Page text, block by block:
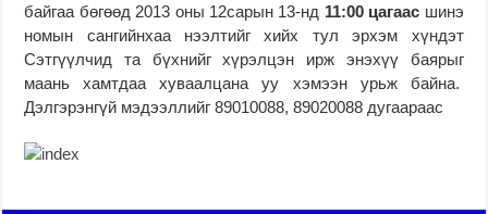
байгаа бөгөөд 2013 оны 12сарын 13-нд 11:00 цагаас шинэ
номын сангийнхаа нээлтийг хийх тул эрхэм хүндэт
Сэтгүүлчид та бүхнийг хүрэлцэн ирж энэхүү баярыг
маань хамтдаа хуваалцана уу хэмээн урьж байна.
Дэлгэрэнгүй мэдээллийг 89010088, 89020088 дугаараас